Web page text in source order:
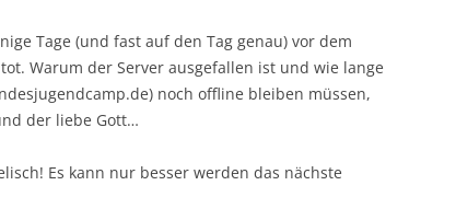
Tage (und fast auf den Tag genau) vor dem
Warum der Server ausgefallen ist und wie lange
noch offline bleiben müssen,
der liebe Gott…
Es kann nur besser werden das nächste